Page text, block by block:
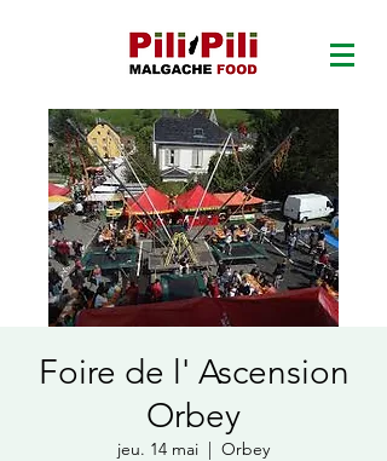
Foire de l' Ascension
Orbey
jeu. 14 mai
  |
Orbey